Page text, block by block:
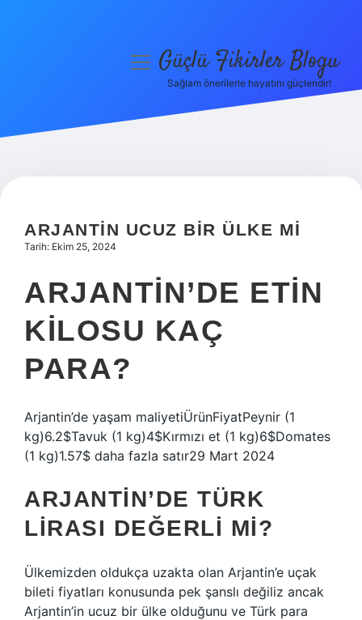
Hakkımızda
menüyüGüçlü Fikirler Blogu
Sağlam önerilerle hayatını güçlendir!
ARJANTIN UCUZ BIR ÜLKE MI
Tarih: Ekim 25, 2024
ARJANTIN’DE ETIN
KILOSU KAÇ
PARA?
Arjantin’de yaşam maliyetiÜrünFiyatPeynir (1
kg)6.2$Tavuk (1 kg)4$Kırmızı et (1 kg)6$Domates
(1 kg)1.57$ daha fazla satır29 Mart 2024
ARJANTIN’DE TÜRK
LIRASI DEĞERLI MI?
Ülkemizden oldukça uzakta olan Arjantin’e uçak
bileti fiyatları konusunda pek şanslı değiliz ancak
Arjantin’in ucuz bir ülke olduğunu ve Türk para